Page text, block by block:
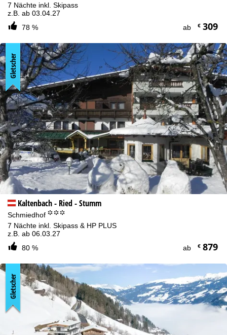
7 Nächte inkl. Skipass
z.B. ab 03.04.27
78 %
ab €309
Kaltenbach - Ried - Stumm
Schmiedhof °°°
7 Nächte inkl. Skipass & HP PLUS
z.B. ab 06.03.27
80 %
ab €879
Gletscher
Gletscher